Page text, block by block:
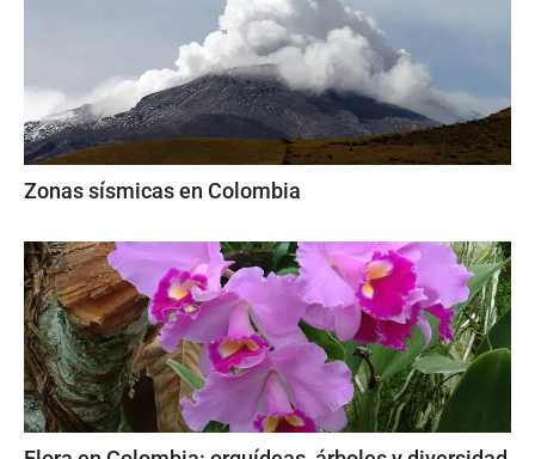
Zonas sísmicas en Colombia